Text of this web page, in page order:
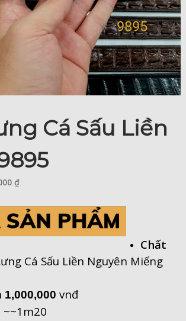
Cá Sấu Liền
₫
Chất
Cá Sấu Liền Nguyên Miếng
1,000,000 vnđ
~~1m20